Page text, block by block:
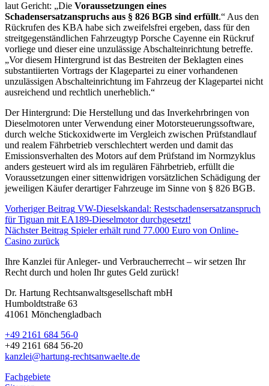
laut Gericht: „Die Voraussetzungen eines
Schadensersatzanspruchs aus § 826 BGB sind erfüllt.“ Aus den
Rückrufen des KBA habe sich zweifelsfrei ergeben, dass für den
streitgegenständlichen Fahrzeugtyp Porsche Cayenne ein Rückruf
vorliege und dieser eine unzulässige Abschalteinrichtung betreffe.
„Vor diesem Hintergrund ist das Bestreiten der Beklagten eines
substantiierten Vortrags der Klagepartei zu einer vorhandenen
unzulässigen Abschalteinrichtung im Fahrzeug der Klagepartei nicht
ausreichend und rechtlich unerheblich.“
Der Hintergrund: Die Herstellung und das Inverkehrbringen von
Dieselmotoren unter Verwendung einer Motorsteuerungssoftware,
durch welche Stickoxidwerte im Vergleich zwischen Prüfstandlauf
und realem Fährbetrieb verschlechtert werden und damit das
Emissionsverhalten des Motors auf dem Prüfstand im Normzyklus
anders gesteuert wird als im regulären Fährbetrieb, erfüllt die
Voraussetzungen einer sittenwidrigen vorsätzlichen Schädigung der
jeweiligen Käufer derartiger Fahrzeuge im Sinne von § 826 BGB.
Vorheriger Beitrag VW-Dieselskandal: Restschadensersatzanspruch
für Tiguan mit EA189-Dieselmotor durchgesetzt!
Nächster Beitrag Spieler erhält rund 77.000 Euro von Online-
Casino zurück
Ihre Kanzlei für Anleger- und Verbraucherrecht – wir setzen Ihr
Recht durch und holen Ihr gutes Geld zurück!
Dr. Hartung Rechtsanwaltsgesellschaft mbH
Humboldtstraße 63
41061 Mönchengladbach
+49 2161 684 56-0
+49 2161 684 56-20
kanzlei@hartung-rechtsanwaelte.de
Fachgebiete